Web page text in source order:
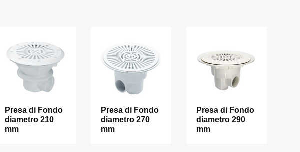
Presa di Fondo
diametro 210
mm
Presa di Fondo
diametro 270
mm
Presa di Fondo
diametro 290
mm